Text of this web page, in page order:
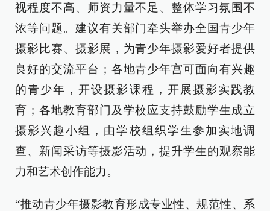
视程度不高、师资力量不足、整体学习氛围不
浓等问题。建议有关部门牵头举办全国青少年
摄影比赛、摄影展，为青少年摄影爱好者提供
良好的交流平台；各地青少年宫可面向有兴趣
的青少年，开设摄影课程，开展摄影实践教
育；各地教育部门及学校应支持鼓励学生成立
摄影兴趣小组，由学校组织学生参加实地调
查、新闻采访等摄影活动，提升学生的观察能
力和艺术创作能力。
“推动青少年摄影教育形成专业性、规范性、系